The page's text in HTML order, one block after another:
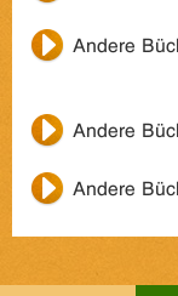
Andere
Andere
Andere